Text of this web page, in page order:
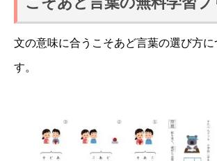
文の意味に合うこそあど言葉の選び方
す。